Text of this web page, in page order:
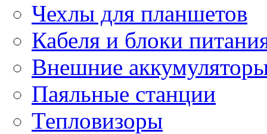
Чехлы для планшетов
Кабеля и блоки
Внешние
Паяльные станции
Тепловизоры